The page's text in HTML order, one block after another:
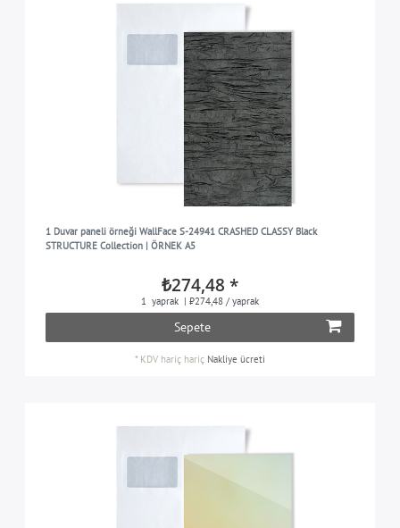
1 Duvar paneli örneği WallFace S-24941 CRASHED CLASSY Black
STRUCTURE Collection | ÖRNEK A5
₺274,48 *
1 yaprak | ₺274,48 / yaprak
Sepete
* KDV hariç hariç Nakliye ücreti